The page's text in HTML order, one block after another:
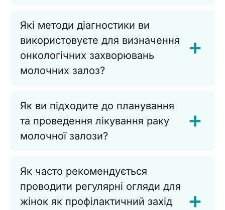
Які методи діагностики ви
використовуєте для визначення
онкологічних захворювань
молочних залоз?
Як ви підходите до планування
та проведення лікування раку
молочної залози?
Як часто рекомендується
проводити регулярні огляди для
жінок як профілактичний захід